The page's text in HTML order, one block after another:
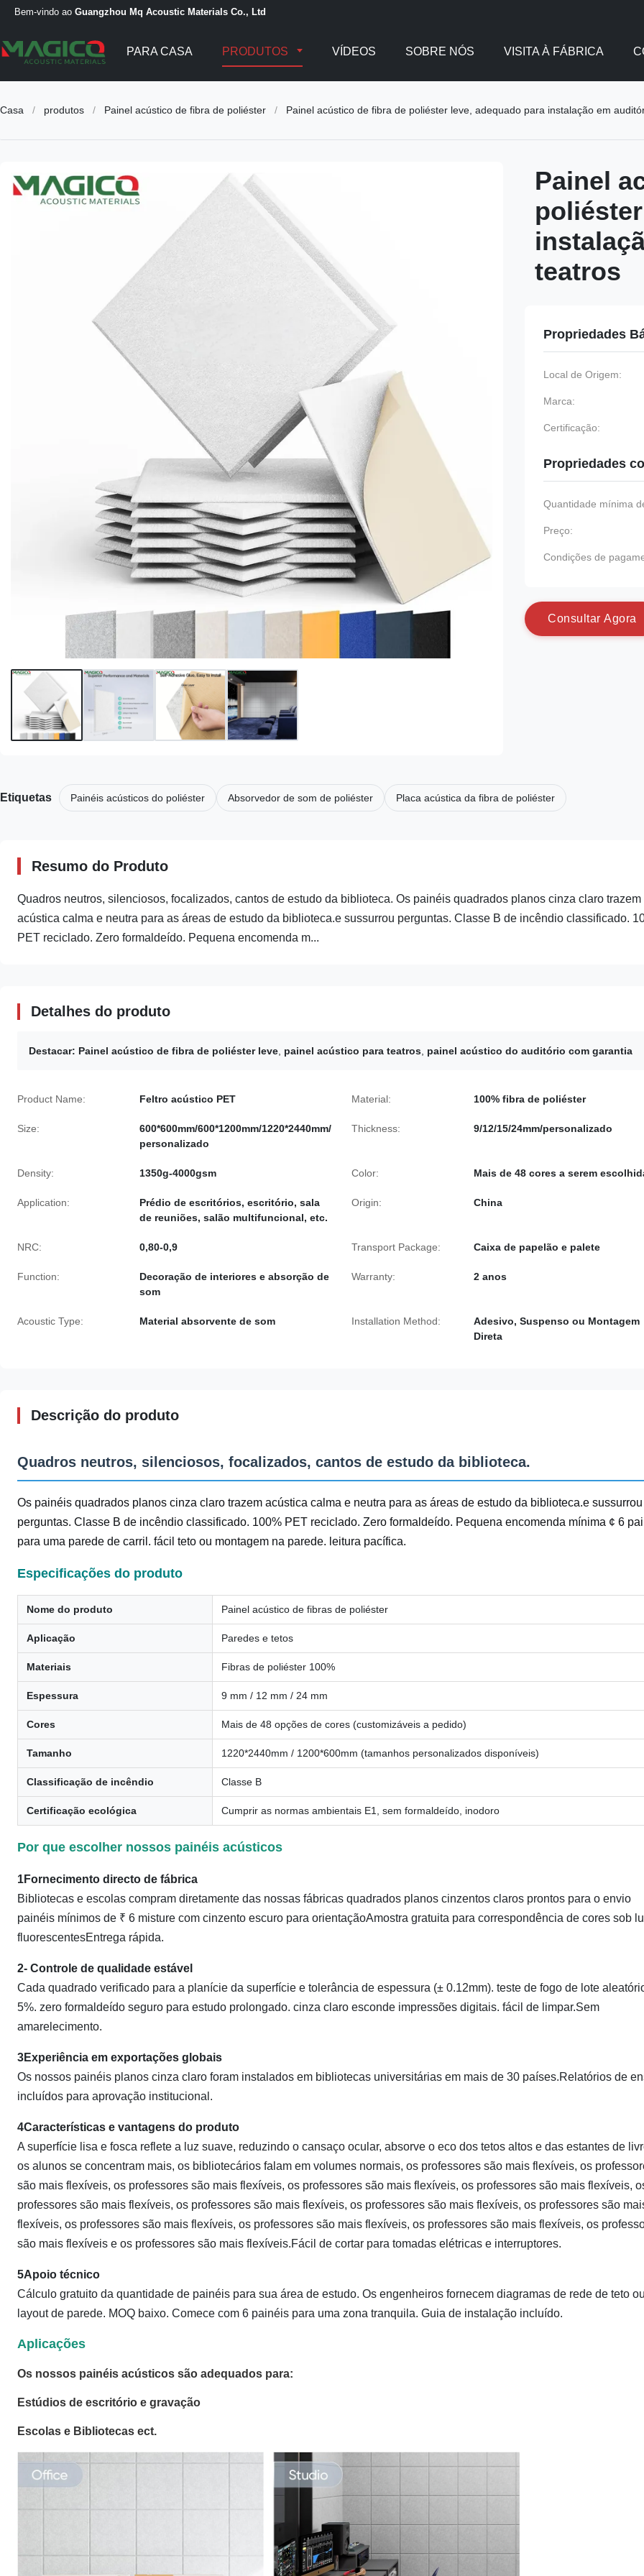
Bem-vindo ao Guangzhou Mq Acoustic Materials Co., Ltd
PARA CASA PRODUTOS VÍDEOS SOBRE NÓS VISITA À FÁBRICA
Casa / produtos / Painel acústico de fibra de poliéster / Painel acústico de fibra de poliéster leve, adequado para instalação em
Painel
teatros
Propriedades
Local de Origem:
Marca:
Certificação:
Propriedades
Quantidade mínima
Preço:
Condições de
Consu tar Agora
Etiquetas Painéis acústicos do poliéster Absorvedor de som de poliéster Placa acústica da fibra de poliéster
Resumo do Produto
Quadros neutros, silenciosos, focalizados, cantos de estudo da biblioteca. Os painéis quadrados planos cinza claro trazem
acústica calma e neutra para as áreas de estudo da biblioteca.e sussurrou perguntas. Classe B de incêndio classificado.
PET reciclado. Zero formaldeído. Pequena encomenda m...
Detalhes do produto
Destacar: Painel acústico de fibra de poliéster leve painel acústico para teatros painel acústico do auditório com garantia
Product Name: Feltro acústico PET Material: 100% fibra de poliéster
Size:
600*600mm/600*1200mm/1220*2440mm/
personalizado
Thickness: 9/12/15/24mm/personalizado
Density: 1350g-4000gsm Color: Mais de 48 cores a serem
Application:
Prédio de escritórios, escritório, sala
de reuniões, salão multifuncional, etc.
Origin: China
NRC: 0,80-0,9 Transport Package: Caixa de papelão e palete
Function:
Decoração de interiores e absorção de
som
Warranty: 2 anos
Acoustic Type: Material absorvente de som Installation Method:
Adesivo, Suspenso ou Montagem
Direta
Descrição do produto
Quadros neutros, silenciosos, focalizados, cantos de estudo da biblioteca.
Os painéis quadrados planos cinza claro trazem acústica calma e neutra para as áreas de estudo da biblioteca.e sussurrou
perguntas. Classe B de incêndio classificado. 100% PET reciclado. Zero formaldeído. Pequena encomenda mínima ¢ 6
para uma parede de carril. fácil teto ou montagem na parede. leitura pacífica.
Especificações do produto
Nome do produto Painel acústico de fibras de poliéster
Aplicação Paredes e tetos
Materiais Fibras de poliéster 100%
Espessura 9 mm / 12 mm / 24 mm
Cores Mais de 48 opções de cores (customizáveis a pedido)
Tamanho 1220*2440mm / 1200*600mm (tamanhos personalizados disponíveis)
Classificação de incêndio Classe B
Certificação ecológica Cumprir as normas ambientais E1, sem formaldeído, inodoro
Por que escolher nossos painéis acústicos
1Fornecimento directo de fábrica
Bibliotecas e escolas compram diretamente das nossas fábricas quadrados planos cinzentos claros prontos para o envio
painéis mínimos de ₹ 6 misture com cinzento escuro para orientaçãoAmostra gratuita para correspondência de cores sob
fluorescentesEntrega rápida.
2- Controle de qualidade estável
Cada quadrado verificado para a planície da superfície e tolerância de espessura (± 0.12mm). teste de fogo de lote
5%. zero formaldeído seguro para estudo prolongado. cinza claro esconde impressões digitais. fácil de limpar.Sem
amarelecimento.
3Experiência em exportações globais
Os nossos painéis planos cinza claro foram instalados em bibliotecas universitárias em mais de 30 países.Relatórios de
incluídos para aprovação institucional.
4Características e vantagens do produto
A superfície lisa e fosca reflete a luz suave, reduzindo o cansaço ocular, absorve o eco dos tetos altos e das estantes de
os alunos se concentram mais, os bibliotecários falam em volumes normais, os professores são mais flexíveis, os
são mais flexíveis, os professores são mais flexíveis, os professores são mais flexíveis, os professores são mais flexíveis,
professores são mais flexíveis, os professores são mais flexíveis, os professores são mais flexíveis, os professores são
flexíveis, os professores são mais flexíveis, os professores são mais flexíveis, os professores são mais flexíveis, os
são mais flexíveis e os professores são mais flexíveis.Fácil de cortar para tomadas elétricas e interruptores.
5Apoio técnico
Cálculo gratuito da quantidade de painéis para sua área de estudo. Os engenheiros fornecem diagramas de rede de teto
layout de parede. MOQ baixo. Comece com 6 painéis para uma zona tranquila. Guia de instalação incluído.
Aplicações
Os nossos painéis acústicos são adequados para:
Estúdios de escritório e gravação
Escolas e Bibliotecas ect.